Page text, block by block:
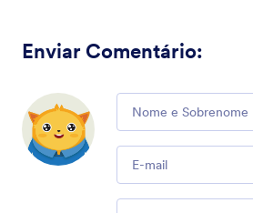
Enviar Comentário: